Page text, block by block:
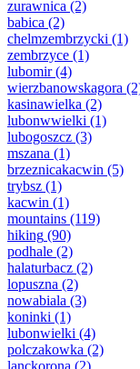
zurawnica (2)
babica (2)
chelmzembrzycki (1)
zembrzyce (1)
lubomir(4)
wierzbanowskagora
kasinawielka (2)
lubonwwielki (1)
lubogoszcz (3)
mszana (1)
brzeznicakacwin (5)
trybsz (1)
kacwin (1)
mountains (119)
hiking (90)
podhale (2)
halaturbacz (2)
lopuszna (2)
nowabiala (3)
koninki (1)
lubonwielki (4)
polczakowka (2)